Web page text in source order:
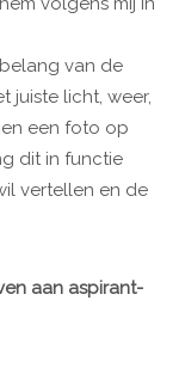
van de
juiste licht, weer,
een foto op
dit in functie
vertellen en de
aan aspirant-